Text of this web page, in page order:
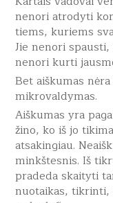
nenori atrodyti
tiems, kuriems
Jie nenori
nenori kurti
Bet aiškumas
mikrovaldymas.
Aiškumas yra
žino, ko iš jo
atsakingiau.
minkštesnis. Iš
pradeda skaityti
nuotaikas, tikrinti,